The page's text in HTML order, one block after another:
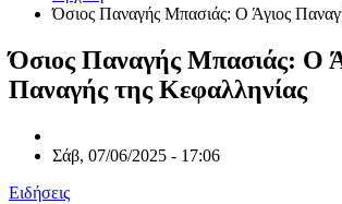
Όσιος Παναγής Μπασιάς: Ο Άγιος
Όσιος Παναγής Μπασιάς: Ο
Παναγής της Κεφαλληνίας
Σάβ, 07/06/2025 - 17:06
Ειδήσεις